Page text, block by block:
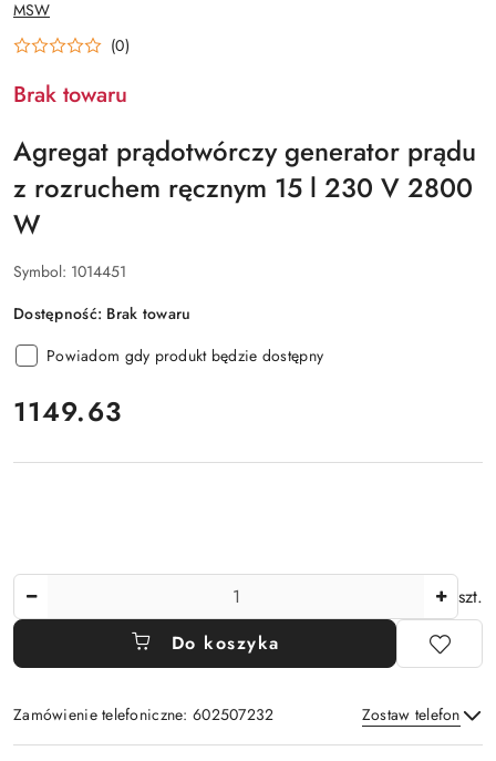
PRODUCENTA:
MSW
(0)
Brak towaru
Agregat prądotwórczy generator prądu
z rozruchem ręcznym 15 l 230 V 2800
W
Symbol: 1014451
Dostępność: Brak towaru
Powiadom gdy produkt będzie dostępny
cena:
1149.63
szt.
Do koszyka
Zamówienie telefoniczne: 602507232 Zostaw telefon